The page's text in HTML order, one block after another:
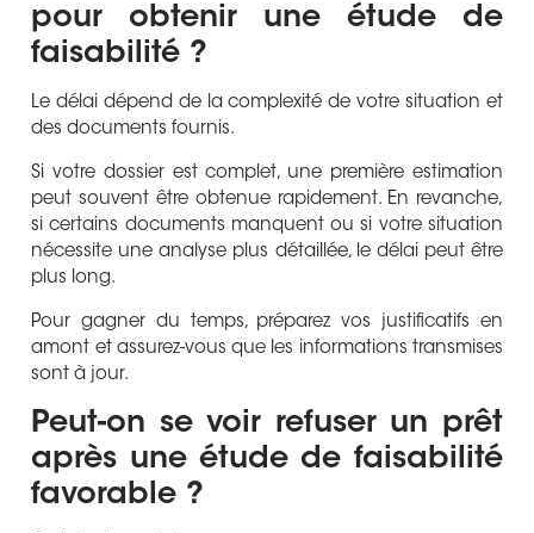
pour obtenir une étude de
faisabilité ?
Le délai dépend de la complexité de votre situation et
des documents fournis.
Si votre dossier est complet, une première estimation
peut souvent être obtenue rapidement. En revanche,
si certains documents manquent ou si votre situation
nécessite une analyse plus détaillée, le délai peut être
plus long.
Pour gagner du temps, préparez vos justificatifs en
amont et assurez-vous que les informations transmises
sont à jour.
Peut-on se voir refuser un prêt
après une étude de faisabilité
favorable ?